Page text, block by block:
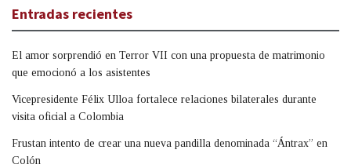
Entradas recientes
El amor sorprendió en Terror VII con una propuesta de matrimonio
que emocionó a los asistentes
Vicepresidente Félix Ulloa fortalece relaciones bilaterales durante
visita oficial a Colombia
Frustan intento de crear una nueva pandilla denominada “Ántrax” en
Colón